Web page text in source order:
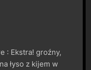
: Ekstra! groźny,
łyso z kijem w